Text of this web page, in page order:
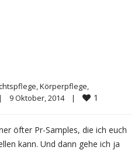
, Körperpflege
| 9 Oktober, 2014 | 1
öfter Pr-Samples, die ich euch
kann. Und dann gehe ich ja